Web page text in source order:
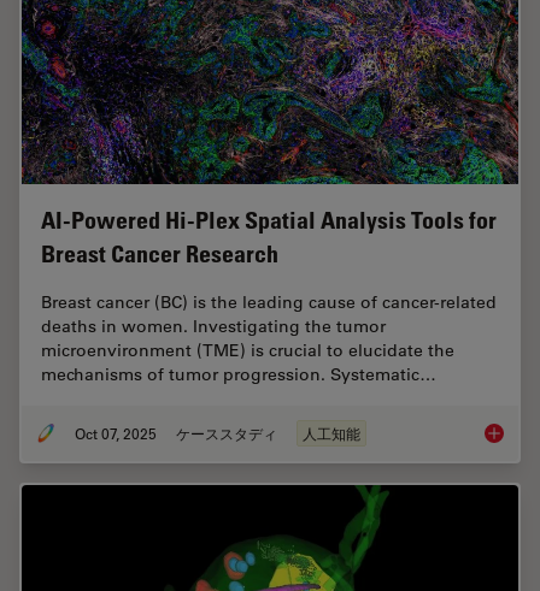
AI-Powered Hi-Plex Spatial Analysis Tools for
Breast Cancer Research
Breast cancer (BC) is the leading cause of cancer-related
deaths in women. Investigating the tumor
microenvironment (TME) is crucial to elucidate the
mechanisms of tumor progression. Systematic…
Oct 07, 2025 ケーススタディ 人工知能 AI-